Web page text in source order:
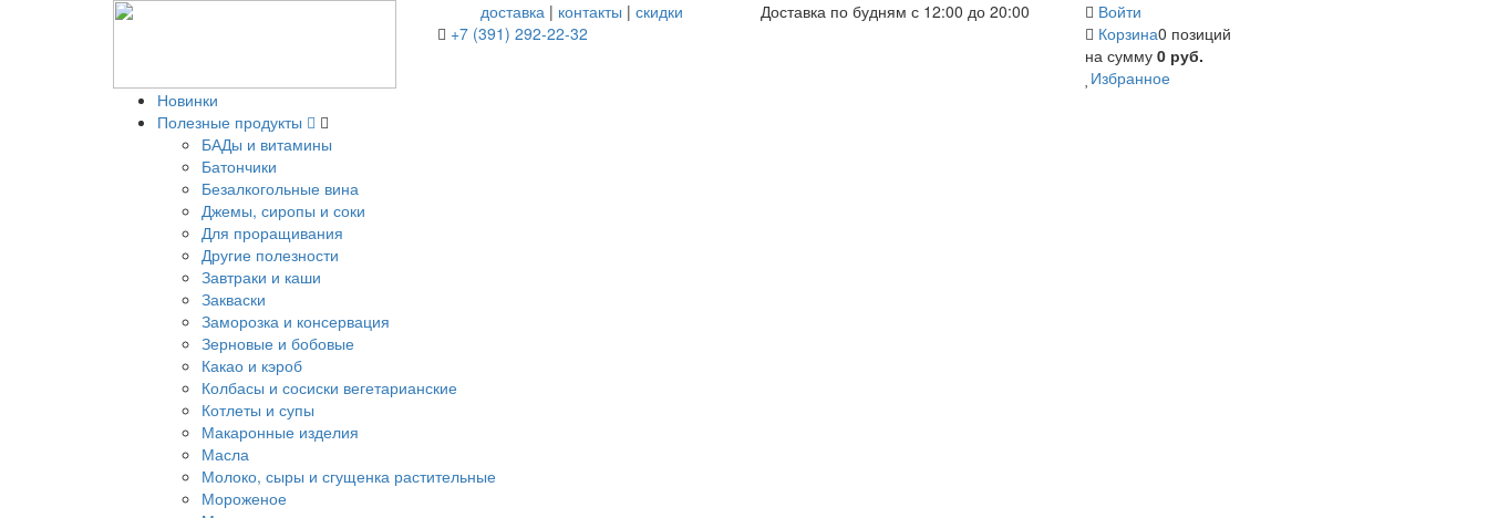
доставка | контакты |скидки
+7 (391) 292-22-32
Доставка по будням с 12:00 до 20:00
Войти
Корзина0 позиций
на сумму 0 руб.
Избранное
Новинки
Полезные продукты
БАДы и витамины
Батончики
Безалкогольные вина
Джемы, сиропы и соки
Для проращивания
Другие полезности
Завтраки и каши
Закваски
Заморозка и консервация
Зерновые и бобовые
Какао и кэроб
Колбасы и сосиски вегетарианские
Котлеты и супы
Макаронные изделия
Масла
Молоко, сыры и сгущенка растительные
Мороженое